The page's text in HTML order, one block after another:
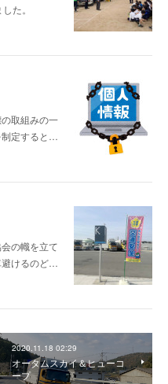
た。
取組みの一
制定すると…
の幟を立て
避けるのど…
2020.11.18 02:29
オータムスカイ＆ヒューコ
ープ